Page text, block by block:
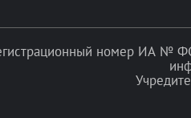
номер ИА №